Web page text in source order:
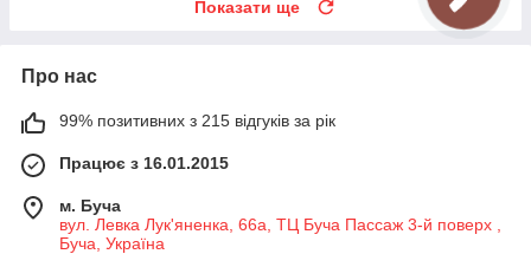
Показати ще
Про нас
99% позитивних з 215 відгуків за рік
Працює з 16.01.2015
м. Буча
вул. Левка Лук'яненка, 66а, ТЦ Буча Пассаж 3-й поверх ,
Буча, Україна